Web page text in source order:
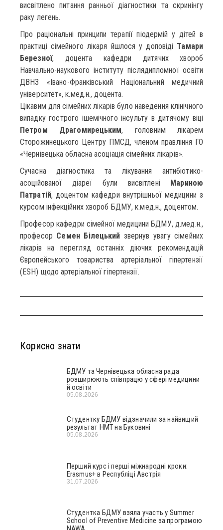
висвітлено питання ранньої діагностики та скринінгу
раку легень.
Про раціональні принципи терапії піодермій у дітей в
практиці сімейного лікаря йшлося у доповіді Тамари
Березної, доцента кафедри дитячих хвороб
Навчально-наукового інституту післядипломної освіти
ДВНЗ «Івано-Франківський Національний медичний
університет», к.мед.н., доцента.
Цікавим для сімейних лікарів було наведення клінічного
випадку гострого ішемічного інсульту в дитячому віці
Петром Драгомирецьким, головним лікарем
Сторожинецького Центру ПМСД, членом правління ГО
«Чернівецька обласна асоціація сімейних лікарів».
Сучасна діагностика та лікування антибіотико-
асоційованої діареї були висвітлені Мариною
Патратій, доцентом кафедри внутрішньої медицини з
курсом інфекційних хвороб БДМУ, к.мед.н., доцентом.
Професор кафедри сімейної медицини БДМУ, д.мед.н.,
професор Семен Білецький звернув увагу сімейних
лікарів на перегляд останніх діючих рекомендацій
Європейського товариства артеріальної гіпертензії
(ESH) щодо артеріальної гіпертензії.
Корисно знати
БДМУ та Чернівецька обласна рада
розширюють співпрацю у сфері медицини
й освіти
05.08.2026
Студентку БДМУ відзначили за найвищий
результат НМТ на Буковині
05.08.2026
Перший курс і перші міжнародні кроки:
Erasmus+ в Республіці Австрія
31.07.2026
Студентка БДМУ взяла участь у Summer
School of Preventive Medicine за програмою